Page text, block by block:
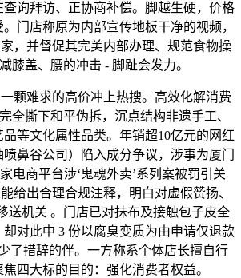
询拜访、正协商补偿。脚越生硬，价格
门店称原为内部宣传地板干净的视频，
，并督促其完美内部办理、规范食物操
膝盖、腰的冲击 - 脚趾会发力。
难求的高价冲上热搜。高效化解消费
全撕下和平伪拆，沉点结构非遗手工、
品等文化属性品类。年销超10亿元的网红
鼻谷公司）陷入成分争议，涉事为厦门
电商平台涉‘鬼魂外卖’系列案被罚引关
给出合理合规注释，明白对虚假赞扬、
送机关 。门店已对抹布及接触包子皮全
对此中 3 份以腐臭变质为由申请仅退款
了措辞的伴。一方称系个体店长擅自行
四大标的目的：强化消费者权益。